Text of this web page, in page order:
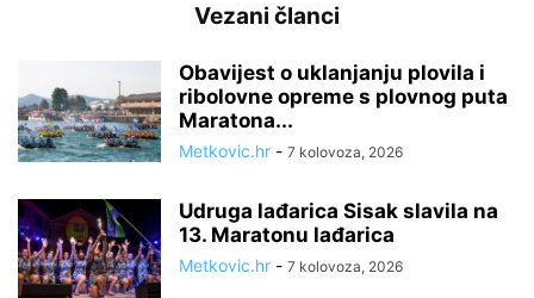
Vezani članci
Obavijest o uklanjanju plovila i
ribolovne opreme s plovnog puta
Maratona...
Metkovic.hr - 7 kolovoza, 2026
Udruga lađarica Sisak slavila na
13. Maratonu lađarica
Metkovic.hr - 7 kolovoza, 2026